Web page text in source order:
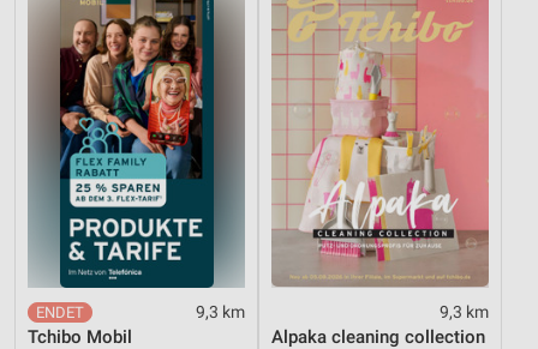
9,3 km
Tchibo Mobil
9,3 km
Alpaka cleaning collection
Funktional
Werbung